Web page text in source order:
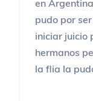
en
pudo por
iniciar juicio
hermanos
la flia la